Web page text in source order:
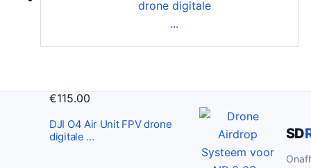
€115.00
DJI O4 Air Unit FPV drone
digitale …
SD